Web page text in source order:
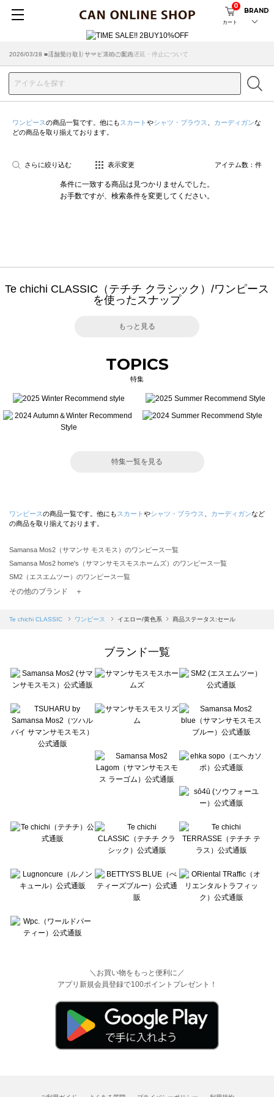
カート
0
BRAND
2026/07/29 ■【お知らせ】ヤマト運輸の配送遅延・停止について
2026/03/18 ■店舗受け取りサービスのご案内
ワンピースの商品一覧です。他にも スカート やシャツ・ブラウス カーディガンな
どの商品を取り揃えております。
さらに絞り込む 表示変更 アイテム数： 件
条件に一致する商品は見つかりませんでした。
お手数ですが、検索条件を変更してください。
Te chichi CLASSIC（テチチ クラシック）/ワンピース
を使ったスナップ
もっと見る
TOPICS
特集
特集一覧を見る
ワンピースの商品一覧です。他にも スカート やシャツ・ブラウス カーディガンなど
の商品を取り揃えております。
Samansa Mos2（サマンサ モスモス）のワンピース一覧
Samansa Mos2 home's（サマンサモスモスホームズ）のワンピース一覧
SM2（エスエムツー）のワンピース一覧
TSUHARU by Samansa Mos2（ツハルバイサマンサモスモス）のワンピース一覧
Samansa Mos2 blue（サマンサモスモス ブルー）のワンピース一覧
sō4ū（ソウフォーユー）のワンピース一覧
Te chichi（テチチ）のワンピース一覧
Te chichi CLASSIC（テチチ クラシック）のワンピース一覧
Lugnoncure（ルノンキュール）のワンピース一覧
BETTY'S BLUE（べティーズブルー）のワンピース一覧
Wpc.（ワールドパーティー）のワンピース一覧
その他のブランド ＋
Te chichi CLASSIC ワンピース イエロー/黄色系 商品ステータス:セール
ブランド一覧
＼お買い物をもっと便利に／
アプリ新規会員登録で100ポイントプレゼント！